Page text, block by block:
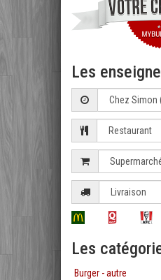
Les
Les
Burger - autre